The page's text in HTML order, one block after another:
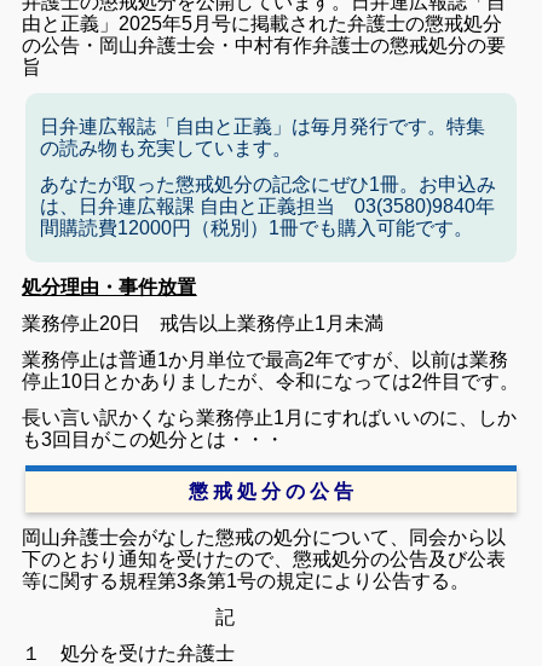
由と正義」2025年5月号に掲載された弁護士の懲戒処分
の公告・岡山弁護士会・中村有作弁護士の懲戒処分の要
旨
日弁連広報誌「自由と正義」は毎月発行です。特集
の読み物も充実しています。
あなたが取った懲戒処分の記念にぜひ1冊。お申込み
は、日弁連広報課 自由と正義担当 03(3580)9840年
間購読費12000円（税別）1冊でも購入可能です。
処分理由・事件放置
業務停止20日 戒告以上業務停止1月未満
業務停止は普通1か月単位で最高2年ですが、以前は業務
停止10日とかありましたが、令和になっては2件目です。
長い言い訳かくなら業務停止1月にすればいいのに、しか
も3回目がこの処分とは・・・
懲 戒 処 分 の 公 告
岡山弁護士会がなした懲戒の処分について、同会から以
下のとおり通知を受けたので、懲戒処分の公告及び公表
等に関する規程第3条第1号の規定により公告する。
記
１ 処分を受けた弁護士